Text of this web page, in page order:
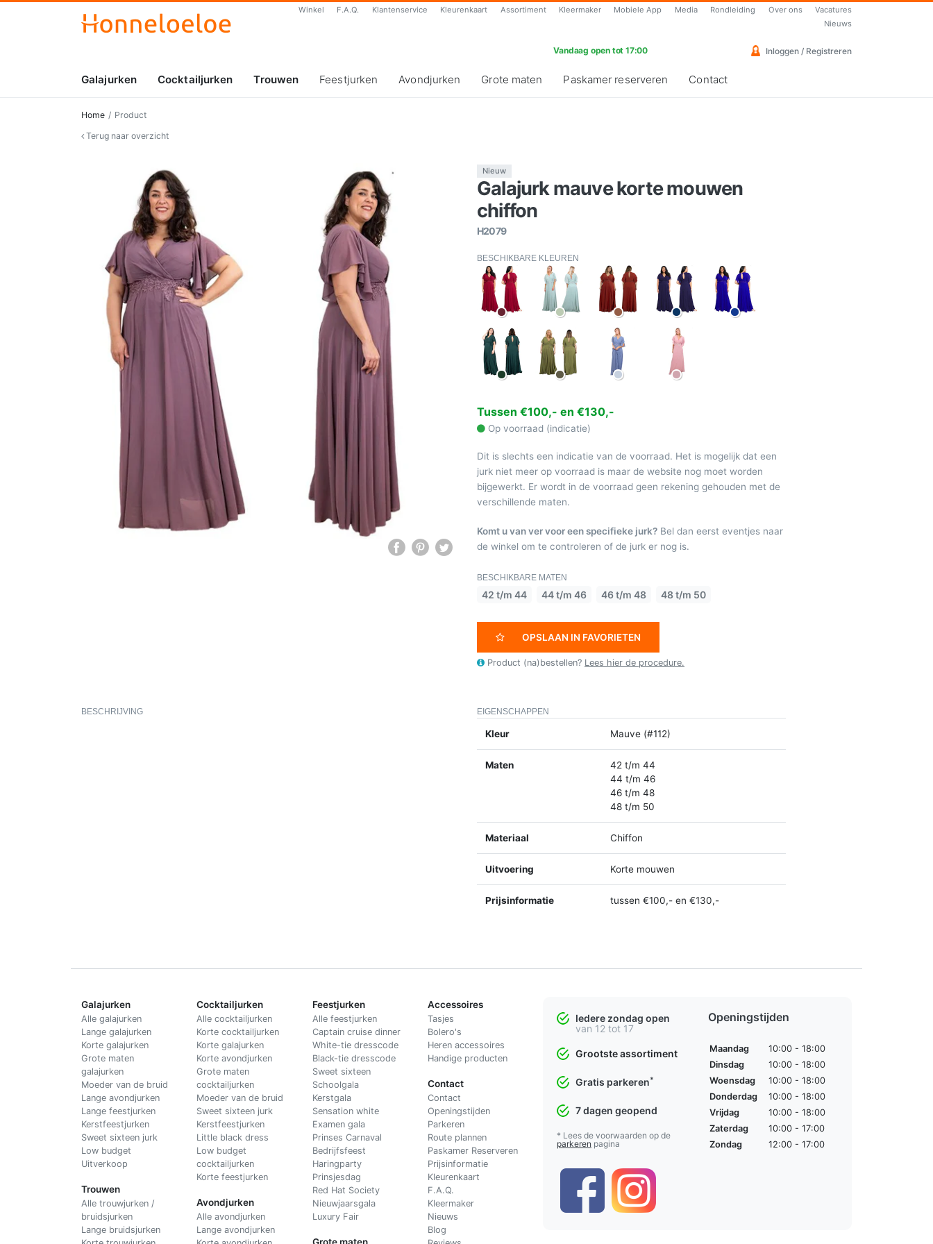
Winkel F.A.Q. Klantenservice Kleurenkaart Assortiment Kleermaker Mobiele App Media Rondleiding Over ons
Vacatures
Nieuws
Vandaag open tot 17:00 Inloggen / Registreren
Galajurken Cocktailjurken Trouwen Feestjurken Avondjurken Grote maten Paskamer reserveren Contact
Home
Product
Terug naar overzicht
Nieuw
Galajurk mauve korte mouwen
chiffon
H2079
BESCHIKBARE KLEUREN
Tussen €100,- en €130,-
Op voorraad (indicatie)
Dit is slechts een indicatie van de voorraad. Het is mogelijk dat een
jurk niet meer op voorraad is maar de website nog moet worden
bijgewerkt. Er wordt in de voorraad geen rekening gehouden met de
verschillende maten.
Komt u van ver voor een specifieke jurk? Bel dan eerst eventjes naar
de winkel om te controleren of de jurk er nog is.
BESCHIKBARE MATEN
42 t/m 44 44 t/m 46 46 t/m 48 48 t/m 50
OPSLAAN IN FAVORIETEN
Product (na)bestellen? Lees hier de procedure.
BESCHRIJVING EIGENSCHAPPEN
Kleur Mauve (#112)
Maten
42 t/m 44
44 t/m 46
46 t/m 48
48 t/m 50
Materiaal Chiffon
Uitvoering Korte mouwen
Prijsinformatie tussen €100,- en €130,-
Galajurken
Alle galajurken
Lange galajurken
Korte galajurken
Grote maten
galajurken
Moeder van de bruid
Lange avondjurken
Lange feestjurken
Kerstfeestjurken
Sweet sixteen jurk
Low budget
Uitverkoop
Trouwen
Alle trouwjurken /
bruidsjurken
Lange bruidsjurken
Cocktailjurken
Alle cocktailjurken
Korte cocktailjurken
Korte galajurken
Korte avondjurken
Grote maten
cocktailjurken
Moeder van de bruid
Sweet sixteen jurk
Kerstfeestjurken
Little black dress
Low budget
cocktailjurken
Korte feestjurken
Avondjurken
Alle avondjurken
Lange avondjurken
Feestjurken
Alle feestjurken
Captain cruise dinner
White-tie dresscode
Black-tie dresscode
Sweet sixteen
Schoolgala
Kerstgala
Sensation white
Examen gala
Prinses Carnaval
Bedrijfsfeest
Haringparty
Prinsjesdag
Red Hat Society
Nieuwjaarsgala
Luxury Fair
Grote maten
Accessoires
Tasjes
Bolero's
Heren accessoires
Handige producten
Contact
Contact
Openingstijden
Parkeren
Route plannen
Paskamer Reserveren
Prijsinformatie
Kleurenkaart
F.A.Q.
Kleermaker
Nieuws
Blog
Iedere zondag open
van 12 tot 17
Grootste assortiment
Gratis parkeren*
7 dagen geopend
* Lees de voorwaarden op de
parkeren pagina
Openingstijden
Maandag
10:00 - 18:00
Dinsdag
10:00 - 18:00
Woensdag
10:00 - 18:00
Donderdag
10:00 - 18:00
Vrijdag
10:00 - 18:00
Zaterdag
10:00 - 17:00
Zondag
12:00 - 17:00